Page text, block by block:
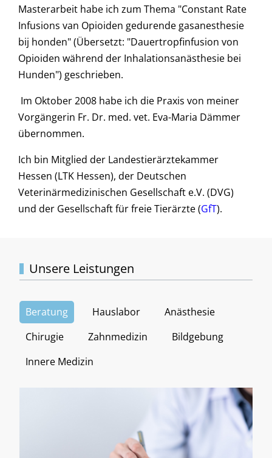
Masterarbeit habe ich zum Thema "Constant Rate
Infusions van Opioiden gedurende gasanesthesie
bij honden" (Übersetzt: "Dauertropfinfusion von
Opioiden während der Inhalationsanästhesie bei
Hunden") geschrieben.
Im Oktober 2008 habe ich die Praxis von meiner
Vorgängerin Fr. Dr. med. vet. Eva-Maria Dämmer
übernommen.
Ich bin Mitglied der Landestierärztekammer
Hessen (LTK Hessen), der Deutschen
Veterinärmedizinischen Gesellschaft e.V. (DVG)
und der Gesellschaft für freie Tierärzte (GfT).
Unsere Leistungen
Beratung Hauslabor
Anästhesie
Chirugie
Zahnmedizin
Bildgebung
Innere Medizin